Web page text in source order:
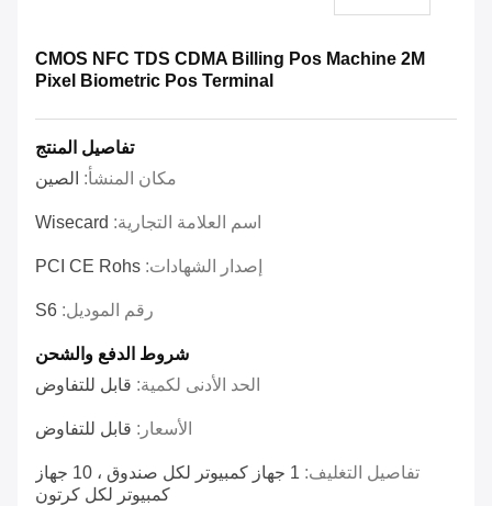
CMOS NFC TDS CDMA Billing Pos Machine 2M
Pixel Biometric Pos Terminal
تفاصيل المنتج
مكان المنشأ: الصين
اسم العلامة التجارية: Wisecard
إصدار الشهادات: PCI CE Rohs
رقم الموديل: S6
شروط الدفع والشحن
الحد الأدنى لكمية: قابل للتفاوض
الأسعار: قابل للتفاوض
تفاصيل التغليف:
1 جهاز كمبيوتر لكل صندوق ، 10 جهاز
كمبيوتر لكل كرتون